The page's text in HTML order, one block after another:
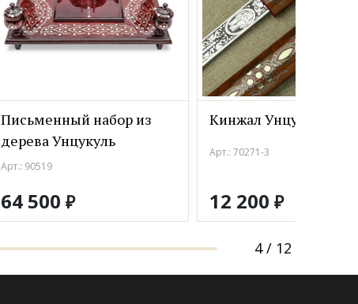
Письменный набор из
дерева Унцукуль
Арт.: 90519
64 500 ₽
Кинжал Унцукуль 4
Арт.: 70271-3
12 200 ₽
4 / 12